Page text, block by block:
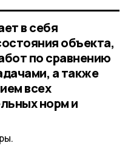
в себя
объекта,
по сравнению
а также
всех
норм и